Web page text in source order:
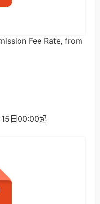
Fee Rate, from
15 日 00:00起